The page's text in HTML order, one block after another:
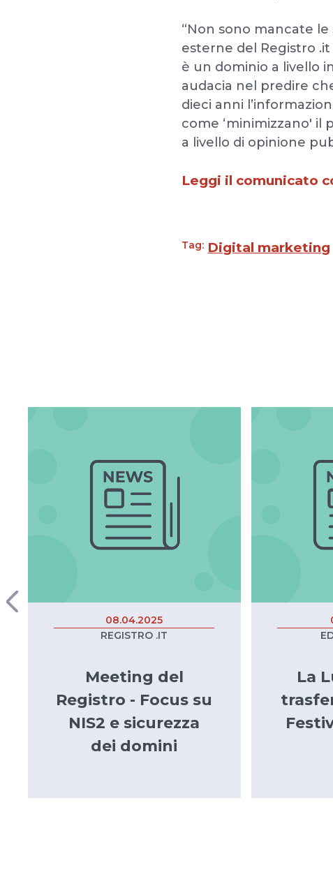
“Non sono mancate
esterne del Registro
è un dominio a livello
audacia nel predire
dieci anni
come ‘minimizzano' il
a livello di opinione
Leggi il comunicato
Tag: Digital marketing
08.04.2025
REGISTRO .IT
Meeting del
Registro - Focus su
NIS2 e sicurezza
dei domini
La